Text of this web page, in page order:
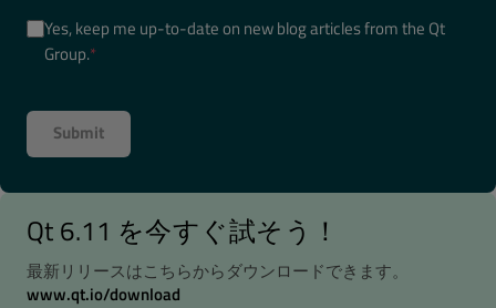
Yes, keep me up-to-date on new blog articles from the Qt
Group.*
Qt 6.11 を今すぐ試そう！
最新リリースはこちらからダウンロードできます。
www.qt.io/download